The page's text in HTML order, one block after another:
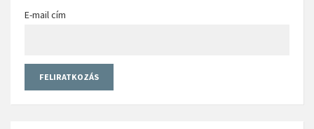
E-mail cím